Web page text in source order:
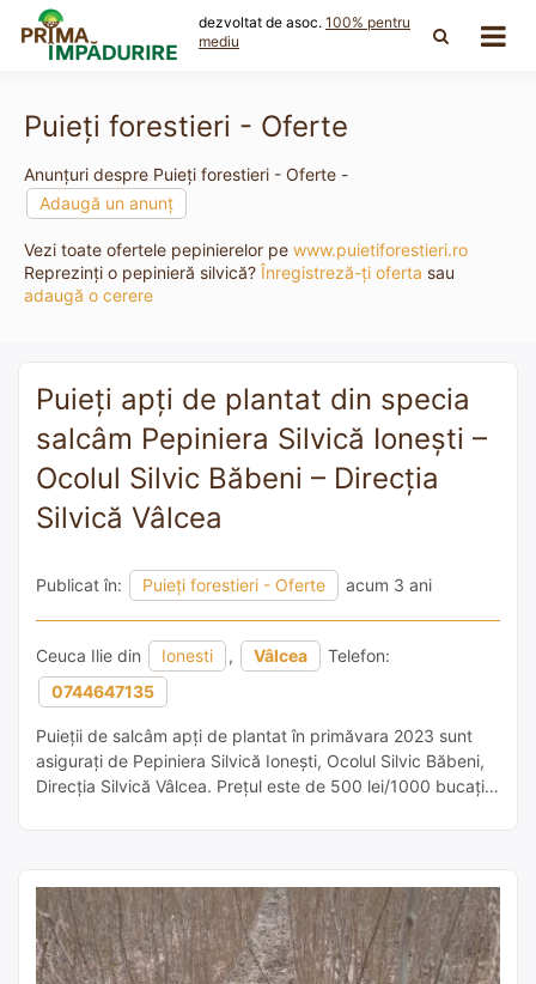
content
dezvoltat de asoc. 100% pentru
mediu
Puieți forestieri - Oferte
Anunțuri despre Puieți forestieri - Oferte -
Adaugă un anunț
Vezi toate ofertele pepinierelor pe www.puietiforestieri.ro
Reprezinți o pepinieră silvică? Înregistreză-ți oferta sau
adaugă o cerere
Puieți apți de plantat din specia
salcâm Pepiniera Silvică Ionești –
Ocolul Silvic Băbeni – Direcția
Silvică Vâlcea
Publicat în: Puieți forestieri - Oferte acum 3 ani
Ceuca Ilie din Ionesti , Vâlcea
Telefon:
0744647135
Puieții de salcâm apți de plantat în primăvara 2023 sunt
asigurați de Pepiniera Silvică Ionești, Ocolul Silvic Băbeni,
Direcția Silvică Vâlcea. Prețul este de 500 lei/1000 bucați